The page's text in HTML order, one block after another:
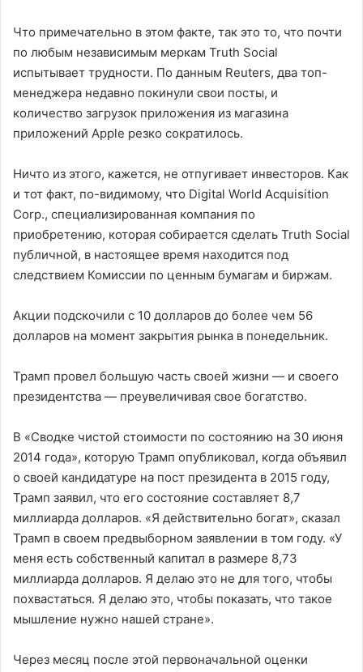
Что примечательно в этом факте, так это то, что почти
по любым независимым меркам Truth Social
испытывает трудности. По данным Reuters, два топ-
менеджера недавно покинули свои посты, и
количество загрузок приложения из магазина
приложений Apple резко сократилось.
Ничто из этого, кажется, не отпугивает инвесторов. Как
и тот факт, по-видимому, что Digital World Acquisition
Corp., специализированная компания по
приобретению, которая собирается сделать Truth Social
публичной, в настоящее время находится под
следствием Комиссии по ценным бумагам и биржам.
Акции подскочили с 10 долларов до более чем 56
долларов на момент закрытия рынка в понедельник.
Трамп провел большую часть своей жизни — и своего
президентства — преувеличивая свое богатство.
В «Сводке чистой стоимости по состоянию на 30 июня
2014 года», которую Трамп опубликовал, когда объявил
о своей кандидатуре на пост президента в 2015 году,
Трамп заявил, что его состояние составляет 8,7
миллиарда долларов. «Я действительно богат», сказал
Трамп в своем предвыборном заявлении в том году. «У
меня есть собственный капитал в размере 8,73
миллиарда долларов. Я делаю это не для того, чтобы
похвастаться. Я делаю это, чтобы показать, что такое
мышление нужно нашей стране».
Через месяц после этой первоначальной оценки